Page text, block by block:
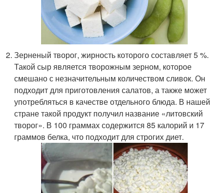
Зерненый творог, жирность которого составляет 5 %.
Такой сыр является творожным зерном, которое
смешано с незначительным количеством сливок. Он
подходит для приготовления салатов, а также может
употребляться в качестве отдельного блюда. В нашей
стране такой продукт получил название «литовский
творог». В 100 граммах содержится 85 калорий и 17
граммов белка, что подходит для строгих диет.